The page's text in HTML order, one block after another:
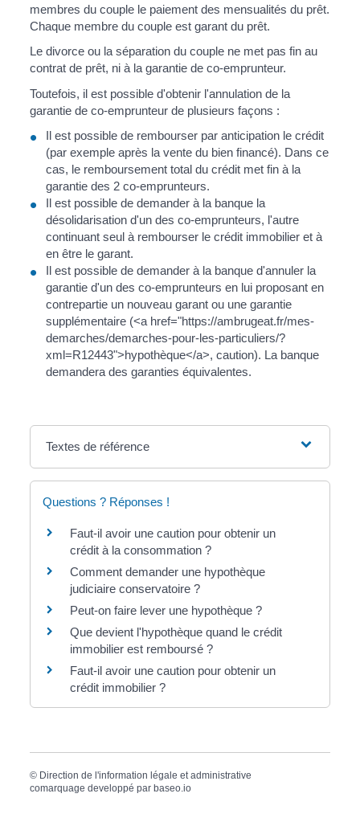
membres du couple le paiement des mensualités du prêt.
Chaque membre du couple est garant du prêt.
Le divorce ou la séparation du couple ne met pas fin au
contrat de prêt, ni à la garantie de co-emprunteur.
Toutefois, il est possible d'obtenir l'annulation de la
garantie de co-emprunteur de plusieurs façons :
Il est possible de rembourser par anticipation le crédit
(par exemple après la vente du bien financé). Dans ce
cas, le remboursement total du crédit met fin à la
garantie des 2 co-emprunteurs.
Il est possible de demander à la banque la
désolidarisation d'un des co-emprunteurs, l'autre
continuant seul à rembourser le crédit immobilier et à
en être le garant.
Il est possible de demander à la banque d'annuler la
garantie d'un des co-emprunteurs en lui proposant en
contrepartie un nouveau garant ou une garantie
supplémentaire (<a href="https://ambrugeat.fr/mes-
demarches/demarches-pour-les-particuliers/?
xml=R12443">hypothèque</a>, caution). La banque
demandera des garanties équivalentes.
Textes de référence
Questions ? Réponses !
Faut-il avoir une caution pour obtenir un
crédit à la consommation ?
Comment demander une hypothèque
judiciaire conservatoire ?
Peut-on faire lever une hypothèque ?
Que devient l'hypothèque quand le crédit
immobilier est remboursé ?
Faut-il avoir une caution pour obtenir un
crédit immobilier ?
© Direction de l'information légale et administrative
comarquage developpé par baseo.io